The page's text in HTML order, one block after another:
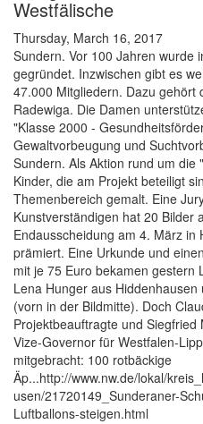
Westfälische
Thursday, March 16, 2017
Sundern. Vor 100 Jahren wurde
gegründet. Inzwischen gibt es
47.000 Mitgliedern. Dazu gehört
Radewiga. Die Damen
"Klasse 2000 -
Gewaltvorbeugung und
Sundern. Als Aktion rund um
Kinder, die am Projekt beteiligt
Themenbereich gemalt. Eine
Kunstverständigen hat 20 Bilder
Endausscheidung am 4. März
prämiert. Eine Urkunde und
mit je 75 Euro bekamen gestern
Lena Hunger aus
(vorn in der Bildmitte). Doch
Projektbeauftragte und
Vize-Governor für Westfalen-
mitgebracht: 100 rotbäckige
Äp...http://www.nw.de/lokal/
usen/21720149_Sunderaner-
Luftballons-steigen.html